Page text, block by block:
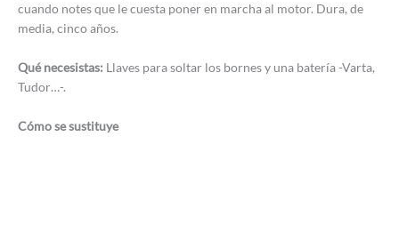
cuando notes que le cuesta poner en marcha al motor. Dura, de
media, cinco años.
Qué necesistas: Llaves para soltar los bornes y una batería -Varta,
Tudor…-.
Cómo se sustituye